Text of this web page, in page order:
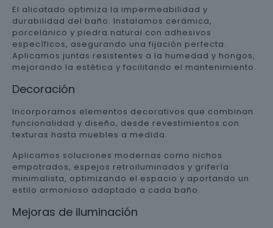
El alicatado optimiza la impermeabilidad y
durabilidad del baño. Instalamos cerámica,
porcelánico y piedra natural con adhesivos
específicos, asegurando una fijación perfecta.
Aplicamos juntas resistentes a la humedad y hongos,
mejorando la estética y facilitando el mantenimiento.
Decoración
Incorporamos elementos decorativos que combinan
funcionalidad y diseño, desde revestimientos con
texturas hasta muebles a medida.
Aplicamos soluciones modernas como nichos
empotrados, espejos retroiluminados y grifería
minimalista, optimizando el espacio y aportando un
estilo armonioso adaptado a cada baño.
Mejoras de iluminación